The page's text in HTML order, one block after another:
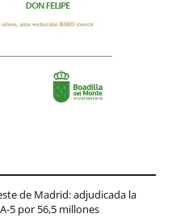
de Madrid: adjudicada la
5 por 56,5 millones